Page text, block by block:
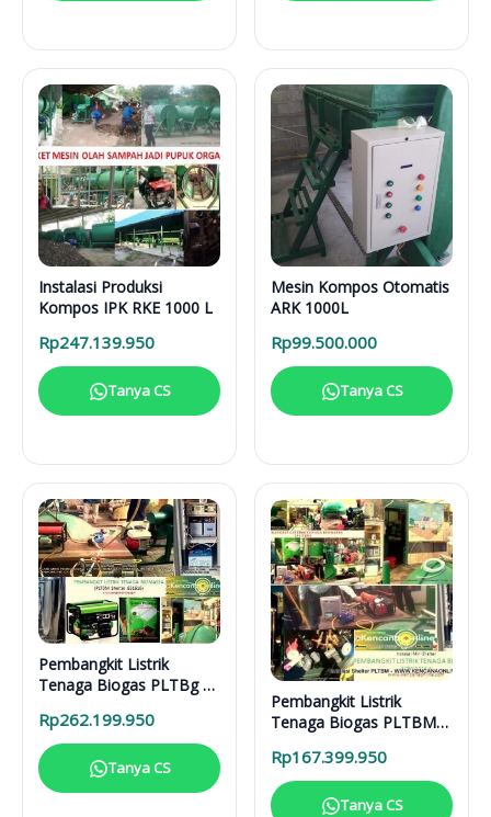
Instalasi Produksi
Kompos IPK RKE 1000 L
Rp247.139.950
Tanya CS
Mesin Kompos Otomatis
ARK 1000L
Rp99.500.000
Tanya CS
Pembangkit Listrik
Tenaga Biogas PLTBg 6-
Rp262.199.950
Tanya CS
Pembangkit Listrik
Tenaga Biogas PLTBM
Rp167.399.950
Tanya CS